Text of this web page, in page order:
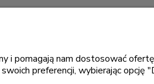
i pomagają nam dostosować
preferencji, wybierając opcję